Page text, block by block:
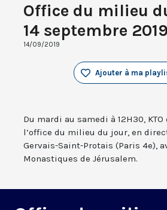
Office du milieu
14 septembre 2019
14/09/2019
Ajouter à ma
Du mardi au samedi à 12H30,
l’office du milieu du jour, en
Gervais-Saint-Protais (Paris 4e),
Monastiques de Jérusalem.